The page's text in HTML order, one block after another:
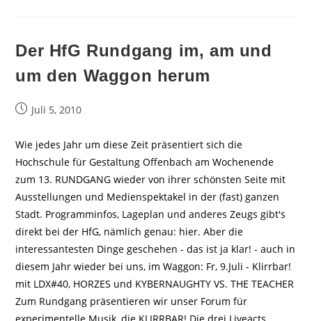
Der HfG Rundgang im, am und
um den Waggon herum
BeitragJuli 5, 2010
Wie jedes Jahr um diese Zeit präsentiert sich die
Hochschule für Gestaltung Offenbach am Wochenende
zum 13. RUNDGANG wieder von ihrer schönsten Seite mit
Ausstellungen und Medienspektakel in der (fast) ganzen
Stadt. Programminfos, Lageplan und anderes Zeugs gibt's
direkt bei der HfG, nämlich genau: hier. Aber die
interessantesten Dinge geschehen - das ist ja klar! - auch in
diesem Jahr wieder bei uns, im Waggon: Fr, 9.Juli - Klirrbar!
mit LDX#40, HORZES und KYBERNAUGHTY VS. THE TEACHER
Zum Rundgang präsentieren wir unser Forum für